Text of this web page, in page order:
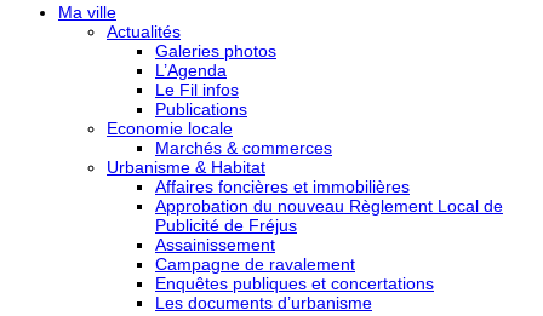
Ma ville
Actualités
Galeries photos
L’Agenda
Le Fil infos
Publications
Economie locale
Marchés & commerces
Urbanisme & Habitat
Affaires foncières et immobilières
Approbation du nouveau Règlement Local de
Publicité de Fréjus
Assainissement
Campagne de ravalement
Enquêtes publiques et concertations
Les documents d’urbanisme